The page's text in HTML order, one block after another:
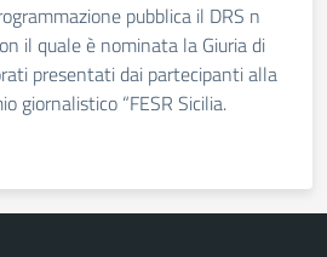
pubblica il DRS n
il quale è nominata la Giuria di
presentati dai partecipanti alla
giornalistico “FESR Sicilia.